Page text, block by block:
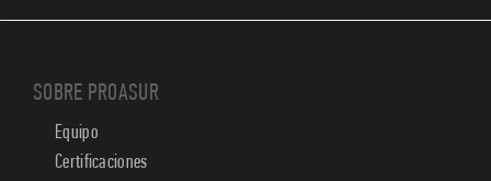
SOBRE PROASUR
Equipo
Certificaciones